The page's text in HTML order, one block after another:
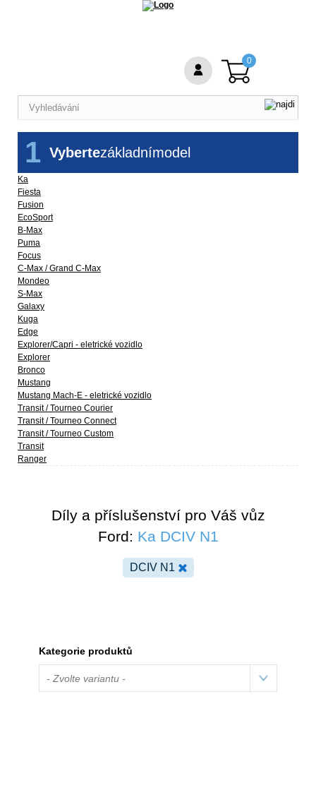
Vybertezákladnímodel
1
Ka
Fiesta
Fusion
EcoSport
B-Max
Puma
Focus
C-Max / Grand C-Max
Mondeo
S-Max
Galaxy
Kuga
Edge
Explorer/Capri - eletrické vozidlo
Explorer
Bronco
Mustang
Mustang Mach-E - eletrické vozidlo
Transit / Tourneo Courier
Transit / Tourneo Connect
Transit / Tourneo Custom
Transit
Ranger
Díly a příslušenství pro Váš vůz
Ford: Ka DCIV N1
DCIV N1
Kategorie produktů
- Zvolte variantu -
0